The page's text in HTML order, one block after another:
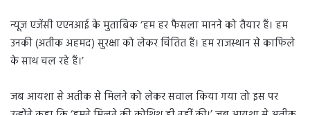
न्यूज एजेंसी एएनआई के मुताबिक ‘हम हर फैसला मानने को तैयार हैं। हम
उनकी (अतीक अहमद) सुरक्षा को लेकर चिंतित हैं। हम राजस्थान से काफिले
के साथ चल रहे हैं।’
जब आयशा से अतीक से मिलने को लेकर सवाल किया गया तो इस पर